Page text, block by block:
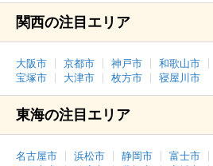
関西の注目エリア
大阪市 京都市 神戸市 和歌山市
宝塚市
大津市 枚方市 寝屋川市
東海の注目エリア
名古屋市 浜松市 静岡市 富士市